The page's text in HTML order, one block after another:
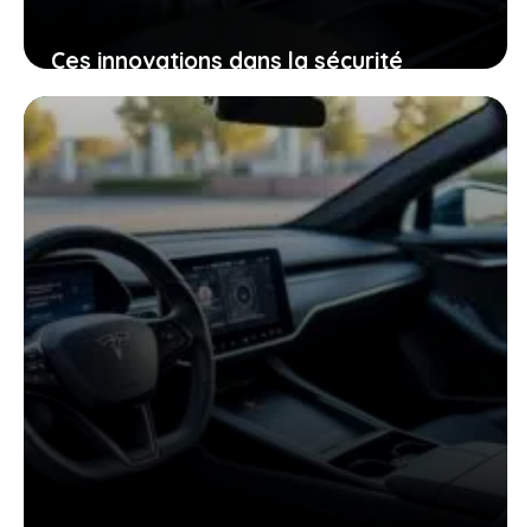
Ces innovations dans la sécurité
électrique qui pourraient bien changer
votre expérience de conduite
25 janvier 2026